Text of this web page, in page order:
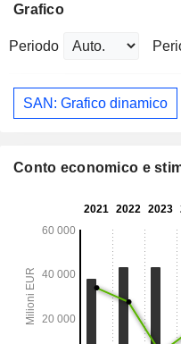
Grafico
Periodo
SAN: Grafico dinamico
Conto economico e